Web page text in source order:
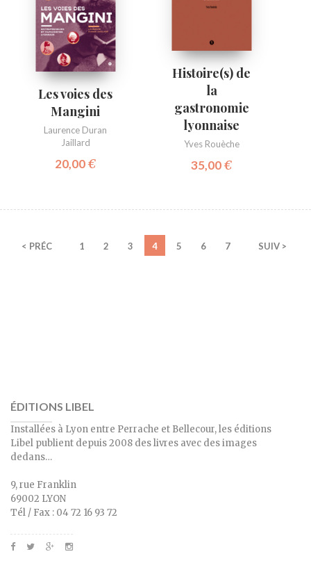
Les voies des
Mangini
Laurence Duran
Jaillard
20,00€
Histoire(s) de
la
gastronomie
lyonnaise
Yves Rouèche
35,00€
< PRÉC 1 2 3 4 5 6 7 SUIV >
ÉDITIONS LIBEL
Installées à Lyon entre Perrache et Bellecour, les éditions
Libel publient depuis 2008 des livres avec des images
dedans…
9, rue Franklin
69002 LYON
Tél / Fax : 04 72 16 93 72